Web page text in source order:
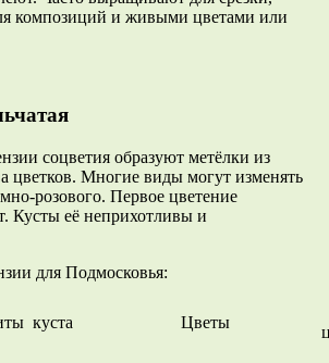
композиций и живыми цветами или
соцветия образуют метёлки из
цветков. Многие виды могут изменять
розового. Первое цветение
Кусты её неприхотливы и
для Подмосковья:
куста Цветы